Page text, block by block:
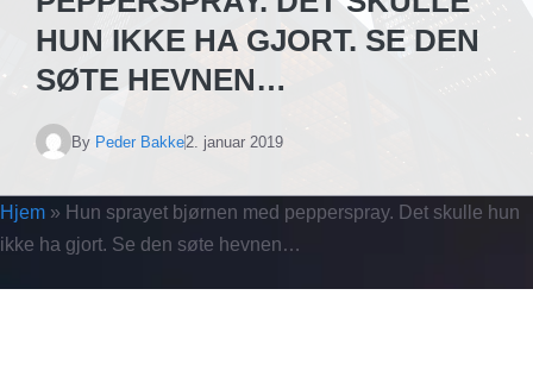
HUN IKKE HA GJORT. SE DEN
SØTE HEVNEN…
By Peder Bakke2. januar 2019
Hjem » Hun sprayet bjørnen med pepperspray. Det skulle hun
ikke ha gjort. Se den søte hevnen…